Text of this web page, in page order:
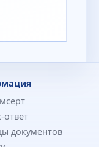
ответ
документов